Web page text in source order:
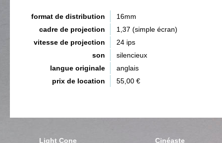
format de distribution
16mm
cadre de projection
1,37 (simple écran)
vitesse de projection
24 ips
son
silencieux
langue originale
anglais
prix de location
55,00 €
Light Cone Cinéaste